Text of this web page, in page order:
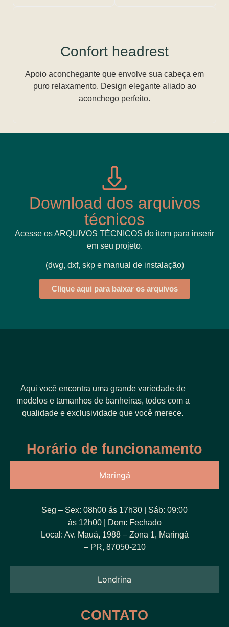
Confort headrest
Apoio aconchegante que envolve sua cabeça em
puro relaxamento. Design elegante aliado ao
aconchego perfeito.
Download dos arquivos
técnicos
Acesse os ARQUIVOS TÉCNICOS do item para inserir
em seu projeto.
(dwg, dxf, skp e manual de instalação)
Clique aqui para baixar os arquivos
Aqui você encontra uma grande variedade de
modelos e tamanhos de banheiras, todos com a
qualidade e exclusividade que você merece.
Horário de funcionamento
Maringá
Londrina
Seg – Sex: 08h00 ás 17h30 | Sáb: 09:00
ás 12h00 | Dom: Fechado
Local: Av. Mauá, 1988 – Zona 1, Maringá
– PR, 87050-210
CONTATO